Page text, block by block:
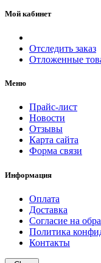
Мой кабинет
Отследить заказ
Отложенные
Меню
Прайс-лист
Новости
Отзывы
Карта сайта
Форма связи
Информация
Оплата
Доставка
Согласие на
Политика
Контакты